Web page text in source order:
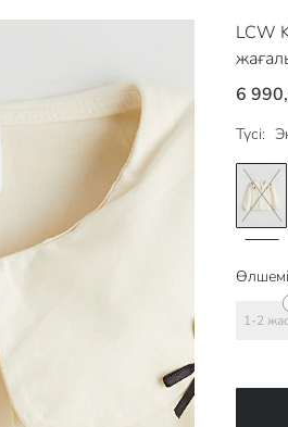
LCW
6
Түсі:
1-2 жас